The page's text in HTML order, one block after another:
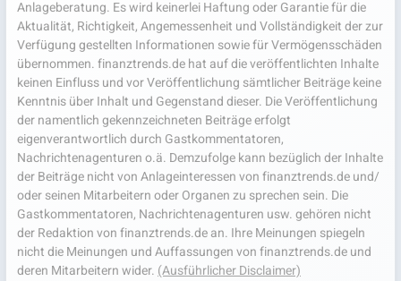
Anlageberatung. Es wird keinerlei Haftung oder Garantie für die
Aktualität, Richtigkeit, Angemessenheit und Vollständigkeit der zur
Verfügung gestellten Informationen sowie für Vermögensschäden
übernommen. finanztrends.de hat auf die veröffentlichten Inhalte
keinen Einfluss und vor Veröffentlichung sämtlicher Beiträge keine
Kenntnis über Inhalt und Gegenstand dieser. Die Veröffentlichung
der namentlich gekennzeichneten Beiträge erfolgt
eigenverantwortlich durch Gastkommentatoren,
Nachrichtenagenturen o.ä. Demzufolge kann bezüglich der Inhalte
der Beiträge nicht von Anlageinteressen von finanztrends.de und/
oder seinen Mitarbeitern oder Organen zu sprechen sein. Die
Gastkommentatoren, Nachrichtenagenturen usw. gehören nicht
der Redaktion von finanztrends.de an. Ihre Meinungen spiegeln
nicht die Meinungen und Auffassungen von finanztrends.de und
deren Mitarbeitern wider. (Ausführlicher Disclaimer)